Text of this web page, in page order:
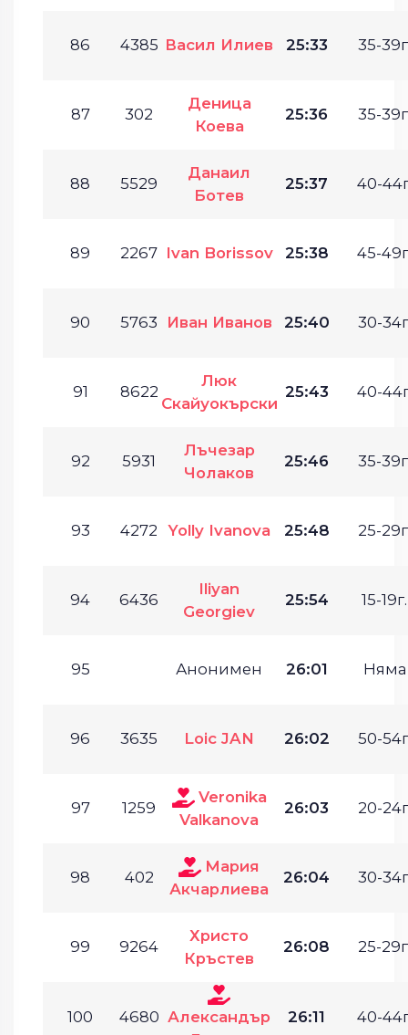
86 4385 Васил Илиев 25:33 35-
87 302
Деница
Коева
25:36 35-
88 5529
Данаил
Ботев
25:37 40-
89 2267 Ivan Borissov 25:38 45-
90 5763 Иван Иванов 25:40 30-
91 8622
Люк
Скайуокърски
25:43 40-
92 5931
Лъчезар
Чолаков
25:46 35-
93 4272 Yolly Ivanova 25:48 25-
94 6436
Iliyan
Georgiev
25:54 15-19г.
95 Анонимен 26:01 Няма
96 3635 Loic JAN 26:02 50-
97 1259
Veronika
Valkanova
26:03 20-
98 402
Мария
Акчарлиева
26:04 30-
99 9264
Христо
Кръстев
26:08 25-
100 4680 Александър
26:11 40-